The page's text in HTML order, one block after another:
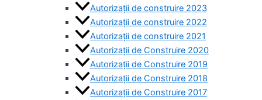
Autorizații de construire 2023
Autorizații de construire 2022
Autorizații de construire 2021
Autorizații de Construire 2020
Autorizații de Construire 2019
Autorizaţii de Construire 2018
Autorizaţii de Construire 2017